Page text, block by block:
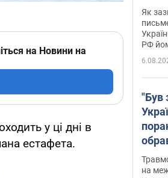
на Новини на
у ці дні в
естафета.
Як
РФ
"Був
Фото
на